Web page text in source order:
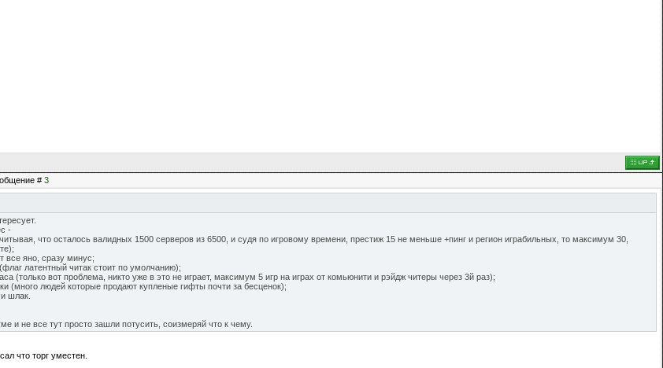
# 3
-
что осталось валидных 1500 серверов из 6500, и судя по игровому времени, престиж 15 не меньше +пинг и регион играбильных, то максимум 30,
все яно, сразу минус;
латентный читак стоит по умолчанию);
(только вот проблема, никто уже в это не играет, максимум 5 игр на играх от комьюнити и рэйдж читеры через 3й раз);
(много людей которые продают купленые гифты почти за бесценок);
шлак.
и не все тут просто зашли потусить, соизмеряй что к чему.
что торг уместен.